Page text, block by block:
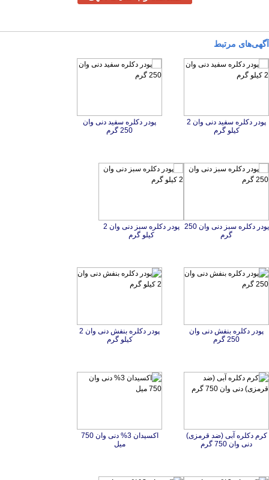
آگهی‌های مرتبط
پودر دکلره سفید دنی وان 2
کیلو گرم
پودر دکلره سفید دنی وان
250 گرم
پودر دکلره سبز دنی وان 250
گرم
پودر دکلره سبز دنی وان 2
کیلو گرم
پودر دکلره بنفش دنی وان
250 گرم
پودر دکلره بنفش دنی وان 2
کیلو گرم
کرم دکلره آبی (ضد قرمزی)
دنی وان 750 گرم
اکسیدان 3% دنی وان 750
میل